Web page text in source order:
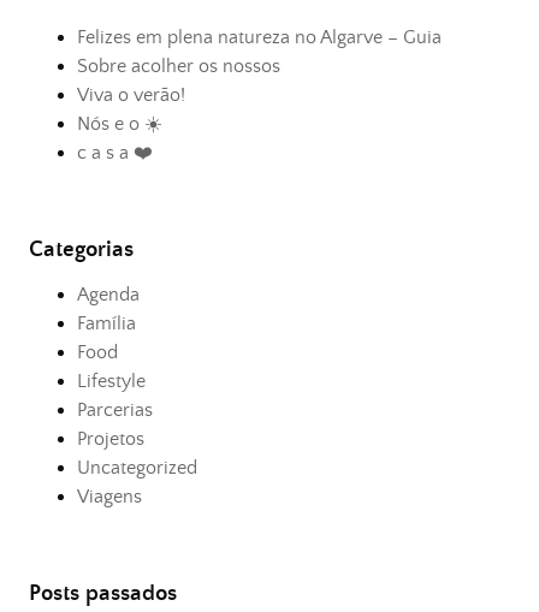
Felizes em plena natureza no Algarve – Guia
Sobre acolher os nossos
Viva o verão!
Nós e o ☀️
c a s a ❤️
Categorias
Agenda
Família
Food
Lifestyle
Parcerias
Projetos
Uncategorized
Viagens
Posts passados